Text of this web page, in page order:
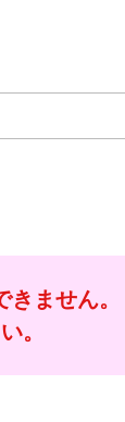
ません。
。